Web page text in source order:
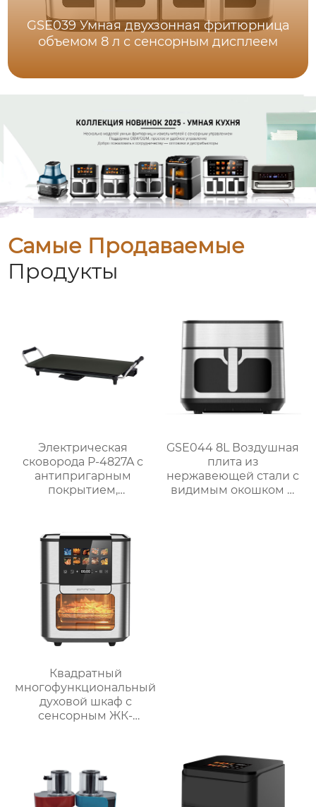
GSE039 Умная двухзонная фритюрница
объемом 8 л с сенсорным дисплеем
Самые Продаваемые
Продукты
Электрическая
сковорода P-4827A с
антипригарным
покрытием,
для домашнего
использования
GSE044 8L Воздушная
плита из
нержавеющей стали с
видимым окошком и
Квадратный
многофункциональный
духовой шкаф с
сенсорным ЖК-